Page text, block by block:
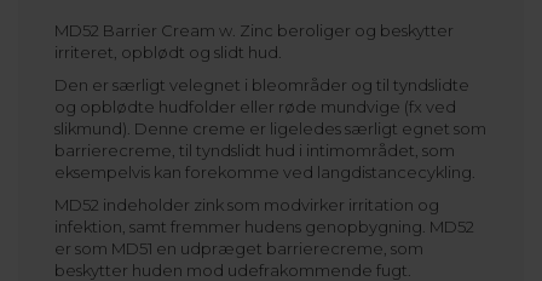
MD52 Barrier Cream w. Zinc beroliger og beskytter
irriteret, opblødt og slidt hud.
Den er særligt velegnet i bleområder og til tyndslidte
og opblødte hudfolder eller røde mundvige (fx ved
slikmund). Denne creme er ligeledes særligt egnet som
barrierecreme, til tyndslidt hud i intimområdet, som
eksempelvis kan forekomme ved langdistancecykling.
MD52 indeholder zink som modvirker irritation og
infektion, samt fremmer hudens genopbygning. MD52
er som MD51 en udpræget barrierecreme, som
beskytter huden mod udefrakommende fugt.